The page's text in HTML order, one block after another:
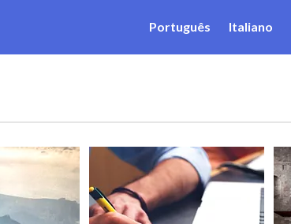
Português Italiano